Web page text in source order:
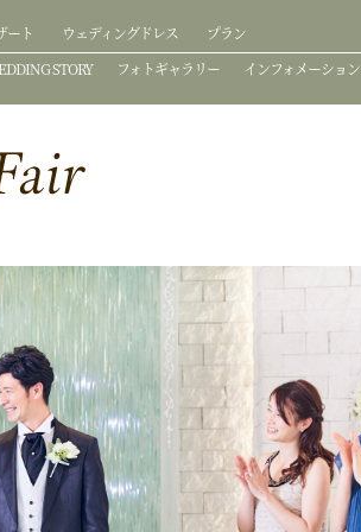
ート ウェディングドレス
プラン
STORY フォトギャラリー インフォメーション